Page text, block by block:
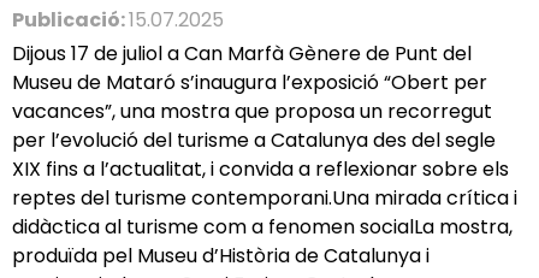
Publicació:15.07.2025
Dijous 17 de juliol a Can Marfà Gènere de Punt del
Museu de Mataró s’inaugura l’exposició “Obert per
vacances”, una mostra que proposa un recorregut
per l’evolució del turisme a Catalunya des del segle
XIX fins a l’actualitat, i convida a reflexionar sobre els
reptes del turisme contemporani.Una mirada crítica i
didàctica al turisme com a fenomen socialLa mostra,
produïda pel Museu d’Història de Catalunya i